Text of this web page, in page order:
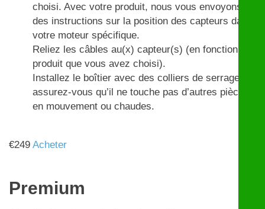
choisi. Avec votre produit, nous vous envoyons
des instructions sur la position des capteurs dans
votre moteur spécifique.
Reliez les câbles au(x) capteur(s) (en fonction du
produit que vous avez choisi).
Installez le boîtier avec des colliers de serrage et
assurez-vous qu’il ne touche pas d’autres pièces
en mouvement ou chaudes.
€249 Acheter
Premium